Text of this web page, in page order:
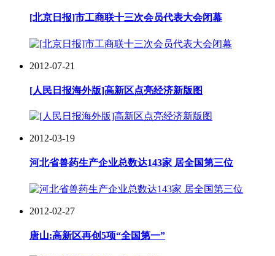
[北京日报]市工商联十三次会员代表大会闭幕
2012-07-21
[人民日报海外版]高新区点亮经济新版图
2012-03-19
河北省兽药生产企业总数达143家 居全国第三位
2012-02-27
唐山:高新区再创5项“全国第一”